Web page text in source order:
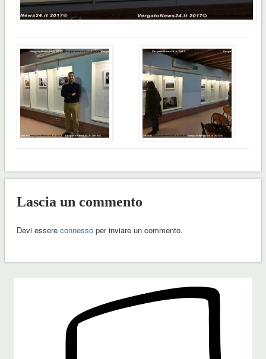
Lascia un commento
Devi essere connessoper inviare un commento.